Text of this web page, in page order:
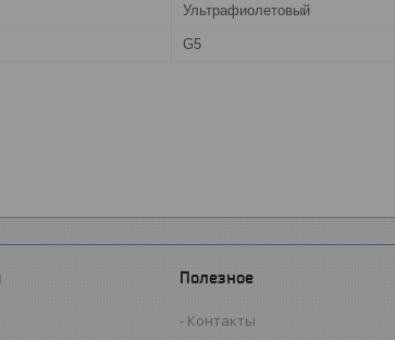
Ультрафиолетовый
G5
Полезное
Контакты